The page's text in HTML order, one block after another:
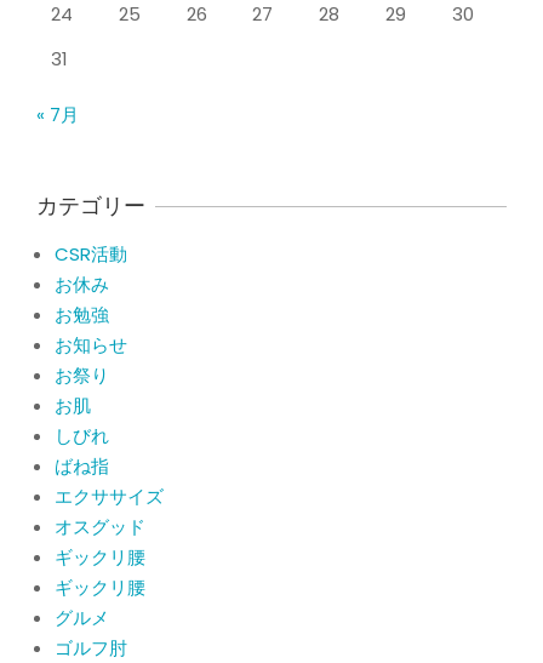
ジャンプやダッシュで膝のお皿の下が
By: 院長 山下 On: 2026年5月22日
24
25 26 27 28 29
30
31
« 7月
カテゴリー
CSR活動
お休み
お勉強
お知らせ
お祭り
お肌
しびれ
ばね指
エクササイズ
オスグッド
ギックリ腰
ギックリ腰
グルメ
ゴルフ肘